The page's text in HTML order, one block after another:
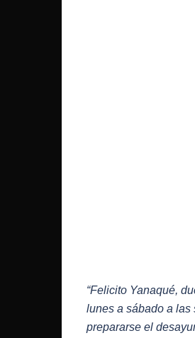
“Felicito Yanaqué,
lunes a sábado a las
prepararse el